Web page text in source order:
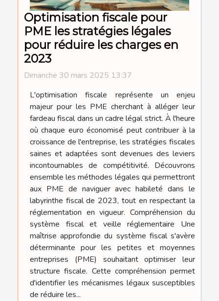
Optimisation fiscale pour
PME les stratégies légales
pour réduire les charges en
2023
Dimanche 30 mars 2025 13:37
L'optimisation fiscale représente un enjeu
majeur pour les PME cherchant à alléger leur
fardeau fiscal dans un cadre légal strict. À l'heure
où chaque euro économisé peut contribuer à la
croissance de l'entreprise, les stratégies fiscales
saines et adaptées sont devenues des leviers
incontournables de compétitivité. Découvrons
ensemble les méthodes légales qui permettront
aux PME de naviguer avec habileté dans le
labyrinthe fiscal de 2023, tout en respectant la
réglementation en vigueur. Compréhension du
système fiscal et veille réglementaire Une
maîtrise approfondie du système fiscal s'avère
déterminante pour les petites et moyennes
entreprises (PME) souhaitant optimiser leur
structure fiscale. Cette compréhension permet
d'identifier les mécanismes légaux susceptibles
de réduire les...